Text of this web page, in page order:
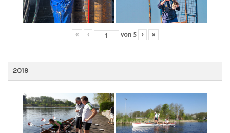
« ‹ von 5 › »
2019